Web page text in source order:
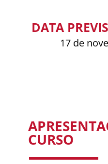
DATA
17 de
CURSO